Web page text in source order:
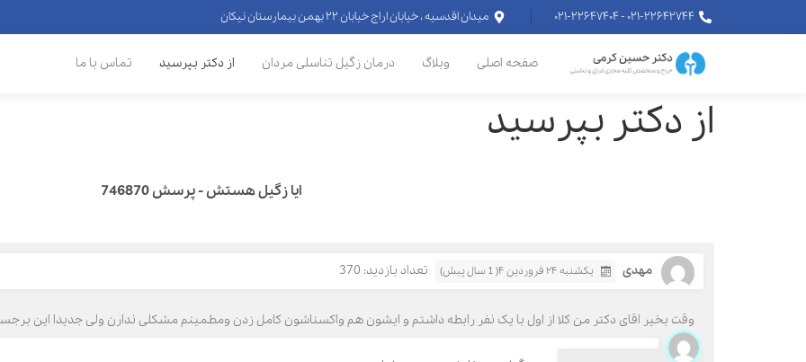
۰۲۱-۲۲۶۴۲۷۴۴ - ۰۲۱-۲۲۶۴۷۴۰۴ میدان اقدسیه ، خیابان اراج خیابان ۲۲ بهمن بیمارستان نیکان
صفحه اصلی وبلاگ درمان زگیل تناسلی مردان از دکتر بپرسید تماس با ما
از دکتر بپرسید
ایا زگیل هستش - پرسش 746870
مهدی یکشنبه ۲۴ فروردین ۴( 1 سال پیش) تعداد بازدید: 370
وقت بخیر اقای دکتر من کلا از اول با یک نفر رابطه داشتم و ایشون هم واکسناشون کامل زدن ومطمینم مشکلی ندارن ولی جدیدا این